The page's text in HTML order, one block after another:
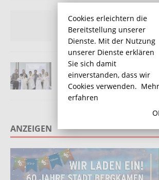
Willy-Brandt-
Blut
13. Dezember 2016
deaktiviert
Handliche Übersicht über
Elemente für 700
16. Juli 2013 Heino
ANZEIGEN
Cookies erleichtern die
Bereitstellung unserer
Dienste. Mit der Nutzung
unserer Dienste erklären
Sie sich damit
einverstanden, dass wir
Cookies verwenden. Mehr
erfahren